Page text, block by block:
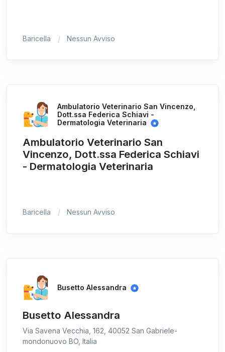
Baricella Nessun Avviso
Ambulatorio Veterinario San Vincenzo,
Dott.ssa Federica Schiavi -
Dermatologia Veterinaria
Ambulatorio Veterinario San
Vincenzo, Dott.ssa Federica Schiavi
- Dermatologia Veterinaria
Baricella Nessun Avviso
Busetto Alessandra
Busetto Alessandra
Via Savena Vecchia, 162, 40052 San Gabriele-
mondonuovo BO, Italia